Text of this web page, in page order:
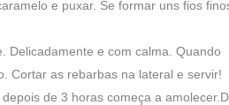
e puxar. Se formar uns fios
Delicadamente e com calma. Quando
Cortar as rebarbas na lateral e servir!
de 3 horas começa a